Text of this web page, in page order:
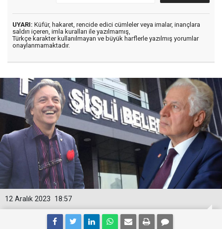
UYARI: Küfür, hakaret, rencide edici cümleler veya imalar, inançlara
saldırı içeren, imla kuralları ile yazılmamış,
Türkçe karakter kullanılmayan ve büyük harflerle yazılmış yorumlar
onaylanmamaktadır.
18:57
12 Aralık 2023